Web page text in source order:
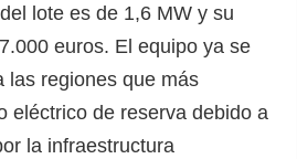
lote es de 1,6 MW y su
euros. El equipo ya se
las regiones que más
eléctrico de reserva debido a
la infraestructura